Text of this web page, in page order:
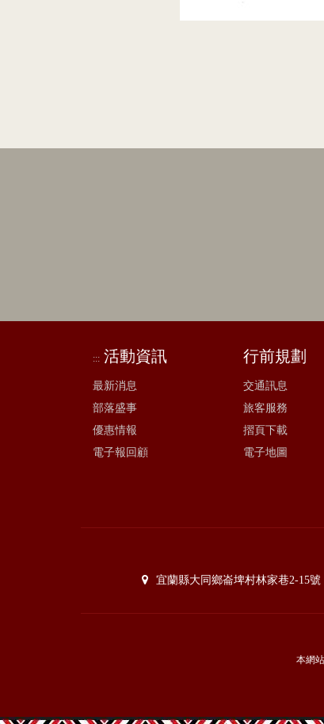
::: 活動資訊
最新消息
部落盛事
優惠情報
電子報回顧
行前規劃
交通訊息
旅客服務
摺頁下載
電子地圖
宜蘭縣大同鄉崙埤村林家巷2-15號
本網